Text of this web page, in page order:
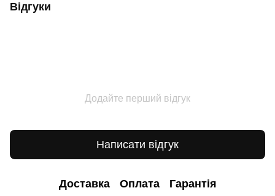
Відгуки
Додайте перший відгук
Написати відгук
Доставка Оплата Гарантія